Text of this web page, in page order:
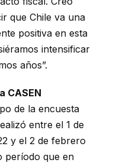
que Chile va una
positiva en esta
intensificar
años”.
CASEN
de la encuesta
entre el 1 de
y el 2 de febrero
período que en